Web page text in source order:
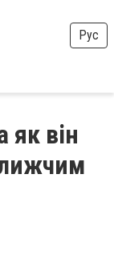
Рус
як він